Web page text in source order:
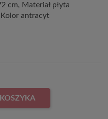
cm, Materiał płyta
antracyt